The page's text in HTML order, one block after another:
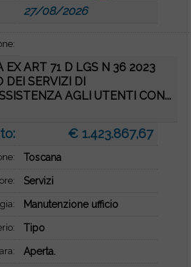
27/08/2026
EX ART 71 D LGS N 36 2023
DEI SERVIZI DI
AGLI UTENTI CON...
€ 1.423.867,67
Toscana
Servizi
Manutenzione ufficio
Tipo
Aperta.